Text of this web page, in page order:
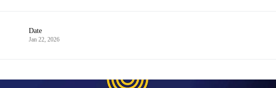
Date
Jan 22, 2026